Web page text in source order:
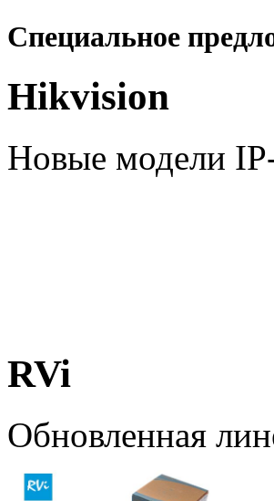
Специальное
Hikvision
Новые модели
RVi
Обновленная